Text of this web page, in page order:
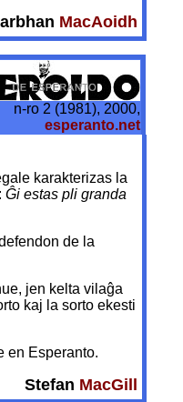
MacAoidh
n-ro 2 (1981), 2000,
esperanto.net
karakterizas la
Ĝi estas pli granda
de la
jen kelta vilaĝa
kaj la sorto ekesti
en Esperanto.
Stefan MacGill